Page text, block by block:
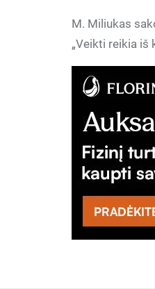
M. Miliukas
„Veikti reikia iš